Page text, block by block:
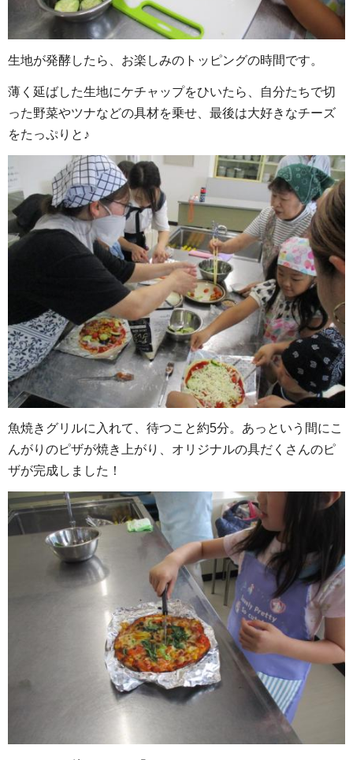
生地が発酵したら、お楽しみのトッピングの時間です。
薄く延ばした生地にケチャップをひいたら、自分たちで切
った野菜やツナなどの具材を乗せ、最後は大好きなチーズ
をたっぷりと♪
魚焼きグリルに入れて、待つこと約5分。あっという間にこ
んがりのピザが焼き上がり、オリジナルの具だくさんのピ
ザが完成しました！